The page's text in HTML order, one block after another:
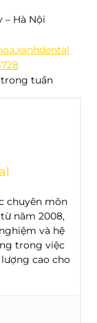
– Hà Nội
trong tuần
chuyên môn
năm 2008,
và hệ
trong việc
cao cho